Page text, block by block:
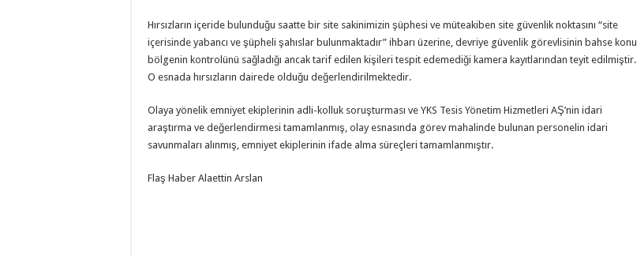
Hırsızların içeride bulunduğu saatte bir site sakinimizin şüphesi ve müteakiben site güvenlik noktasını “site
içerisinde yabancı ve şüpheli şahıslar bulunmaktadır” ihbarı üzerine, devriye güvenlik görevlisinin bahse konu
bölgenin kontrolünü sağladığı ancak tarif edilen kişileri tespit edemediği kamera kayıtlarından teyit edilmiştir.
O esnada hırsızların dairede olduğu değerlendirilmektedir.
Olaya yönelik emniyet ekiplerinin adli-kolluk soruşturması ve YKS Tesis Yönetim Hizmetleri AŞ’nin idari
araştırma ve değerlendirmesi tamamlanmış, olay esnasında görev mahalinde bulunan personelin idari
savunmaları alınmış, emniyet ekiplerinin ifade alma süreçleri tamamlanmıştır.
Flaş Haber Alaettin Arslan